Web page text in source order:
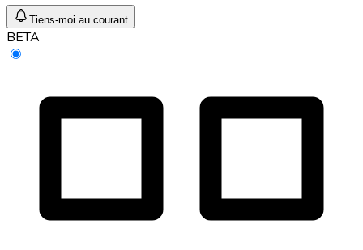
Tiens-moi au courant
BETA